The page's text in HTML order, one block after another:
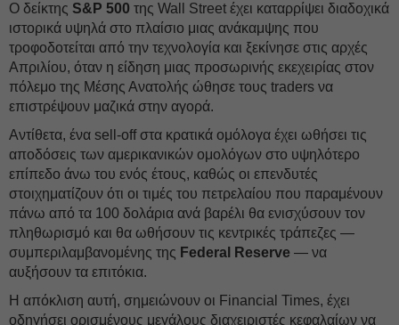
Ο δείκτης S&P 500 της Wall Street έχει καταρρίψει διαδοχικά
ιστορικά υψηλά στο πλαίσιο μιας ανάκαμψης που
τροφοδοτείται από την τεχνολογία και ξεκίνησε στις αρχές
Απριλίου, όταν η είδηση μιας προσωρινής εκεχειρίας στον
πόλεμο της Μέσης Ανατολής ώθησε τους traders να
επιστρέψουν μαζικά στην αγορά.
Αντίθετα, ένα sell-off στα κρατικά ομόλογα έχει ωθήσει τις
αποδόσεις των αμερικανικών ομολόγων στο υψηλότερο
επίπεδο άνω του ενός έτους, καθώς οι επενδυτές
στοιχηματίζουν ότι οι τιμές του πετρελαίου που παραμένουν
πάνω από τα 100 δολάρια ανά βαρέλι θα ενισχύσουν τον
πληθωρισμό και θα ωθήσουν τις κεντρικές τράπεζες —
συμπεριλαμβανομένης της Federal Reserve — να
αυξήσουν τα επιτόκια.
Η απόκλιση αυτή, σημειώνουν οι Financial Times, έχει
οδηγήσει ορισμένους μεγάλους διαχειριστές κεφαλαίων να